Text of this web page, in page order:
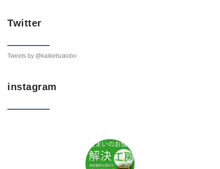
Twitter
Tweets by @kaiketsukobo
instagram